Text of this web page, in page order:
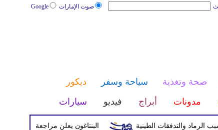
صوت الإمارات Google
صحة وتغذية سياحة وسفر
ديكور
مدونات أبراج فيديو سيارات
البنتاغون يعلن مراجعة التواجد